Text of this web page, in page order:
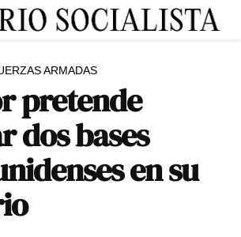
ARMADAS
pretende
dos bases
en su